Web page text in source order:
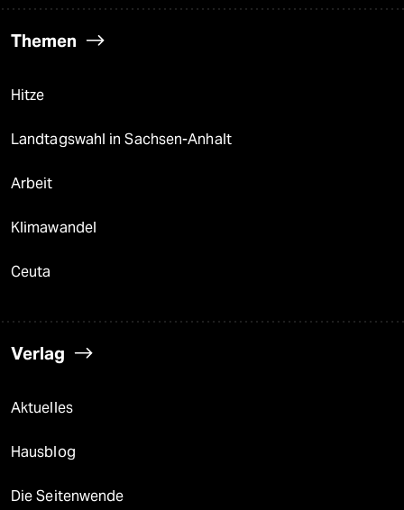
Themen
Hitze
Landtagswahl in Sachsen-Anhalt
Arbeit
Klimawandel
Ceuta
Verlag
Aktuelles
Hausblog
Die Seitenwende